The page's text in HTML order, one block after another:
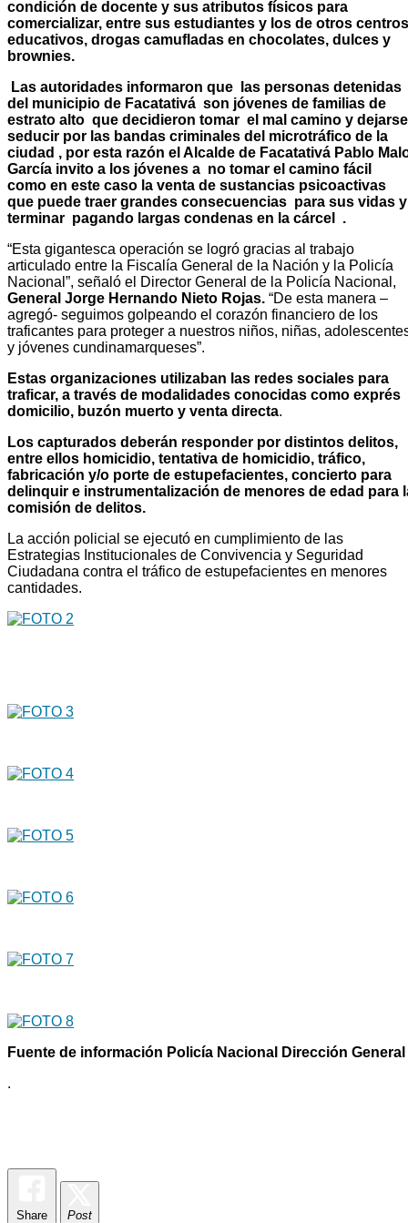
condición de docente y sus atributos físicos para
comercializar, entre sus estudiantes y los de otros centros
educativos, drogas camufladas en chocolates, dulces y
brownies.
Las autoridades informaron que las personas detenidas
del municipio de Facatativá son jóvenes de familias de
estrato alto que decidieron tomar el mal camino y dejarse
seducir por las bandas criminales del microtráfico de la
ciudad , por esta razón el Alcalde de Facatativá Pablo
García invito a los jóvenes a no tomar el camino fácil
como en este caso la venta de sustancias psicoactivas
que puede traer grandes consecuencias para sus vidas y
terminar pagando largas condenas en la cárcel .
“Esta gigantesca operación se logró gracias al trabajo
articulado entre la Fiscalía General de la Nación y la Policía
Nacional”, señaló el Director General de la Policía Nacional,
General Jorge Hernando Nieto Rojas. “De esta manera –
agregó- seguimos golpeando el corazón financiero de los
traficantes para proteger a nuestros niños, niñas,
y jóvenes cundinamarqueses”.
Estas organizaciones utilizaban las redes sociales para
traficar, a través de modalidades conocidas como exprés
domicilio, buzón muerto y venta directa.
Los capturados deberán responder por distintos delitos,
entre ellos homicidio, tentativa de homicidio, tráfico,
fabricación y/o porte de estupefacientes, concierto para
delinquir e instrumentalización de menores de edad para
comisión de delitos.
La acción policial se ejecutó en cumplimiento de las
Estrategias Institucionales de Convivencia y Seguridad
Ciudadana contra el tráfico de estupefacientes en menores
cantidades.
Fuente de información Policía Nacional Dirección General
.
Share Post